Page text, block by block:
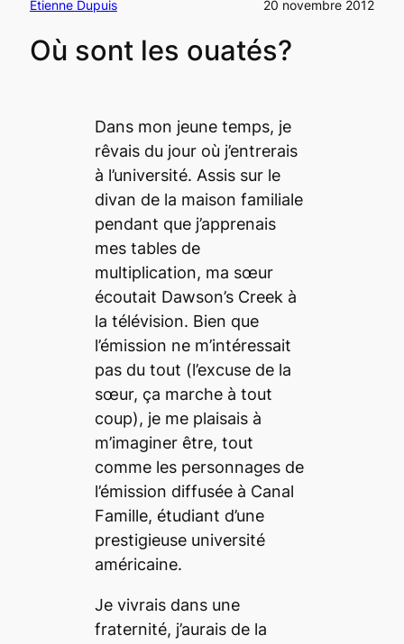
Étienne Dupuis 20 novembre 2012
Où sont les ouatés?
Dans mon jeune temps, je
rêvais du jour où j’entrerais
à l’université. Assis sur le
divan de la maison familiale
pendant que j’apprenais
mes tables de
multiplication, ma sœur
écoutait Dawson’s Creekà
la télévision. Bien que
l’émission ne m’intéressait
pas du tout (l’excuse de la
sœur, ça marche à tout
coup), je me plaisais à
m’imaginer être, tout
comme les personnages de
l’émission diffusée à Canal
Famille, étudiant d’une
prestigieuse université
américaine.
Je vivrais dans une
fraternité, j’aurais de la